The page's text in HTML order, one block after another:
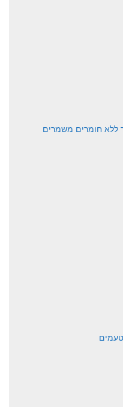
ללא חומרים משמרים